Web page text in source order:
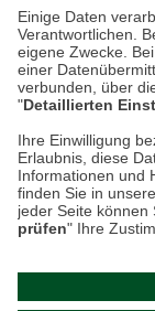
Einige Daten
Verantwortlichen.
eigene Zwecke.
einer
verbunden, über
"Detaillierten
Ihre Einwilligung
Erlaubnis, diese
Informationen und
finden Sie in
jeder Seite können
prüfen" Ihre
Zur Echtheit von
Cookie-
ACHTUNG!
Ihr Browser
Leider können